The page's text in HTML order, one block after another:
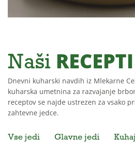
Naši RECEPTI
Dnevni kuharski navdih iz Mlekarne
kuharska umetnina za razvajanje
receptov se najde ustrezen za vsako
zahtevne jedce.
Vse jedi Glavne jedi